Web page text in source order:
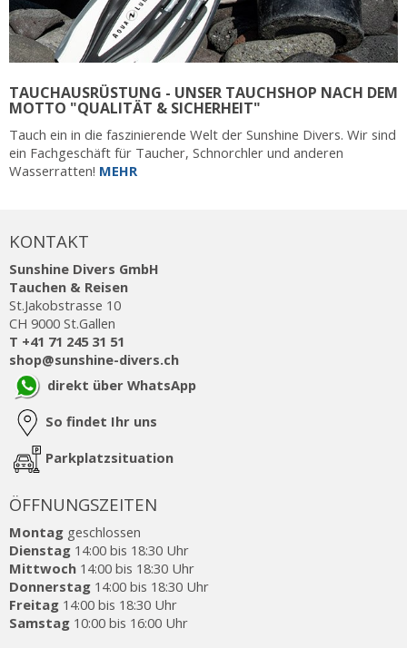
TAUCHAUSRÜSTUNG - UNSER TAUCHSHOP NACH DEM
MOTTO "QUALITÄT & SICHERHEIT"
Tauch ein in die faszinierende Welt der Sunshine Divers. Wir sind
ein Fachgeschäft für Taucher, Schnorchler und anderen
Wasserratten! MEHR
KONTAKT
Sunshine Divers GmbH
Tauchen & Reisen
St.Jakobstrasse 10
CH 9000 St.Gallen
T +41 71 245 31 51
shop@sunshine-divers.ch
direkt über WhatsApp
So findet Ihr uns
Parkplatzsituation
ÖFFNUNGSZEITEN
Montag geschlossen
Dienstag 14:00 bis 18:30 Uhr
Mittwoch 14:00 bis 18:30 Uhr
Donnerstag 14:00 bis 18:30 Uhr
Freitag 14:00 bis 18:30 Uhr
Samstag 10:00 bis 16:00 Uhr